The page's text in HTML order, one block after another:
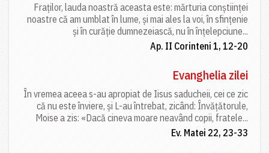
Fraților, lauda noastră aceasta este: mărturia conștiinței
noastre că am umblat în lume, și mai ales la voi, în sfințenie
și în curăție dumnezeiască, nu în înțelepciune...
Ap. II Corinteni 1, 12-20
Evanghelia zilei
În vremea aceea s-au apropiat de Iisus saducheii, cei ce zic
că nu este înviere, și L-au întrebat, zicând: Învățătorule,
Moise a zis: «Dacă cineva moare neavând copii, fratele...
Ev. Matei 22, 23-33